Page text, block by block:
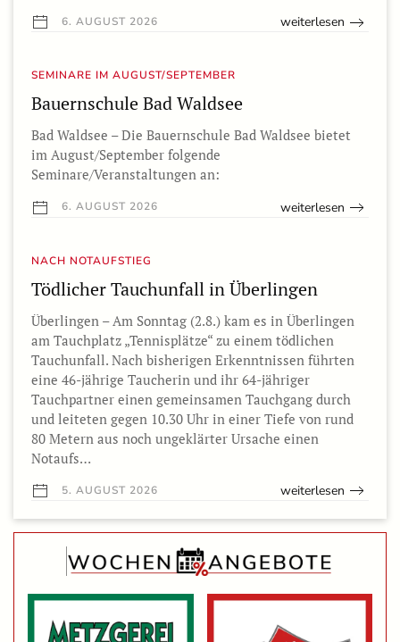
6. AUGUST 2026 weiterlesen
SEMINARE IM AUGUST/SEPTEMBER
Bauernschule Bad Waldsee
Bad Waldsee – Die Bauernschule Bad Waldsee bietet
im August/September folgende
Seminare/Veranstaltungen an:
6. AUGUST 2026 weiterlesen
NACH NOTAUFSTIEG
Tödlicher Tauchunfall in Überlingen
Überlingen – Am Sonntag (2.8.) kam es in Überlingen
am Tauchplatz „Tennisplätze“ zu einem tödlichen
Tauchunfall. Nach bisherigen Erkenntnissen führten
eine 46-jährige Taucherin und ihr 64-jähriger
Tauchpartner einen gemeinsamen Tauchgang durch
und leiteten gegen 10.30 Uhr in einer Tiefe von rund
80 Metern aus noch ungeklärter Ursache einen
Notaufs…
5. AUGUST 2026 weiterlesen